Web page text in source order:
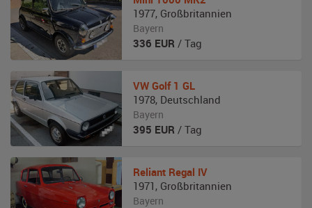
1977, Großbritannien
Bayern
336 EUR / Tag
VW Golf 1 GL
1978, Deutschland
Bayern
395 EUR / Tag
Reliant Regal IV
1971 , Großbritannien
Bayern